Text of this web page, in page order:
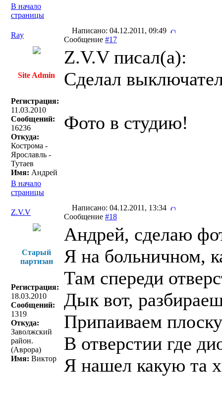
В начало
страницы
Ray
Написано: 04.12.2011, 09:49
Сообщение #17
Site Admin
Регистрация:
11.03.2010
Сообщений:
16236
Откуда:
Кострома -
Ярославль -
Тутаев
Имя: Андрей
Z.V.V писал(a):
Сделал
Фото в студию!
В начало
страницы
Z.V.V
Написано: 04.12.2011, 13:34
Сообщение #18
Старый
партизан
Регистрация:
18.03.2010
Сообщений:
1319
Откуда:
Заволжский
район.
(Аврора)
Имя: Виктор
Андрей, сделаю
Я на больничном,
Там спереди
Дык вот,
Припаиваем
В отверстии где
Я нашел какую та